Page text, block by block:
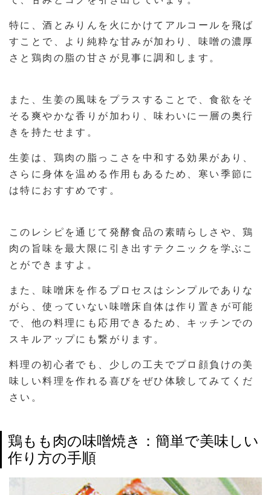
特に、酒とみりんを火にかけてアルコールを飛ば
すことで、より純粋な甘みが加わり、味噌の濃厚
さと鶏肉の脂の甘さが見事に調和します。
また、生姜の風味をプラスすることで、食欲をそ
そる爽やかな香りが加わり、味わいに一層の奥行
きを持たせます。
生姜は、鶏肉の脂っこさを中和する効果があり、
さらに身体を温める作用もあるため、寒い季節に
は特におすすめです。
このレシピを通じて発酵食品の素晴らしさや、鶏
肉の旨味を最大限に引き出すテクニックを学ぶこ
とができますよ。
また、味噌床を作るプロセスはシンプルでありな
がら、使っていない味噌床自体は作り置きが可能
で、他の料理にも応用できるため、キッチンでの
スキルアップにも繋がります。
料理の初心者でも、少しの工夫でプロ顔負けの美
味しい料理を作れる喜びをぜひ体験してみてくだ
さい。
鶏もも肉の味噌焼き：簡単で美味しい
作り方の手順